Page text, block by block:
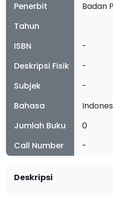
Penerbit
Badan
Tahun
ISBN
-
Deskripsi Fisik
-
Subjek
-
Bahasa
Jumlah Buku
0
Call Number
-
Deskripsi